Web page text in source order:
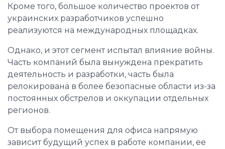
Кроме того, большое количество проектов от
украинских разработчиков успешно
реализуются на международных площадках.
Однако, и этот сегмент испытал влияние войны.
Часть компаний была вынуждена прекратить
деятельность и разработки, часть была
релокирована в более безопасные области из-за
постоянных обстрелов и оккупации отдельных
регионов.
От выбора помещения для офиса напрямую
зависит будущий успех в работе компании, ее